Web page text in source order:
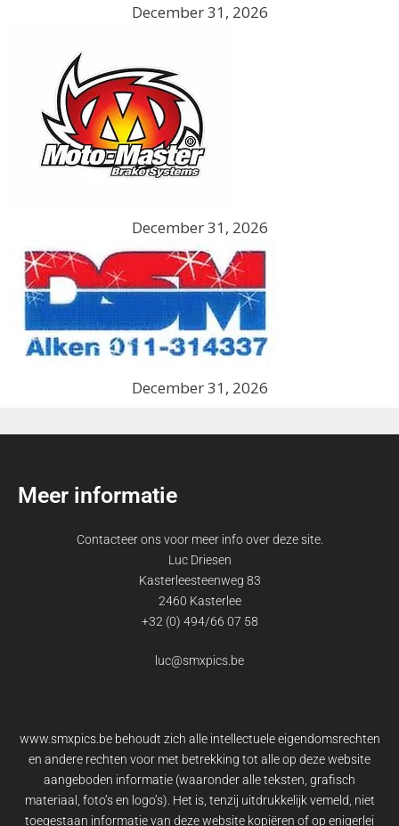
December 31, 2026
December 31, 2026
December 31, 2026
Meer informatie
Contacteer ons voor meer info over deze site.
Luc Driesen
Kasterleesteenweg 83
2460 Kasterlee
+32 (0) 494/66 07 58
luc@smxpics.be
www.smxpics.be behoudt zich alle intellectuele eigendomsrechten
en andere rechten voor met betrekking tot alle op deze website
aangeboden informatie (waaronder alle teksten, grafisch
materiaal, foto’s en logo’s). Het is, tenzij uitdrukkelijk vemeld, niet
toegestaan informatie van deze website kopiëren of op enigerlei